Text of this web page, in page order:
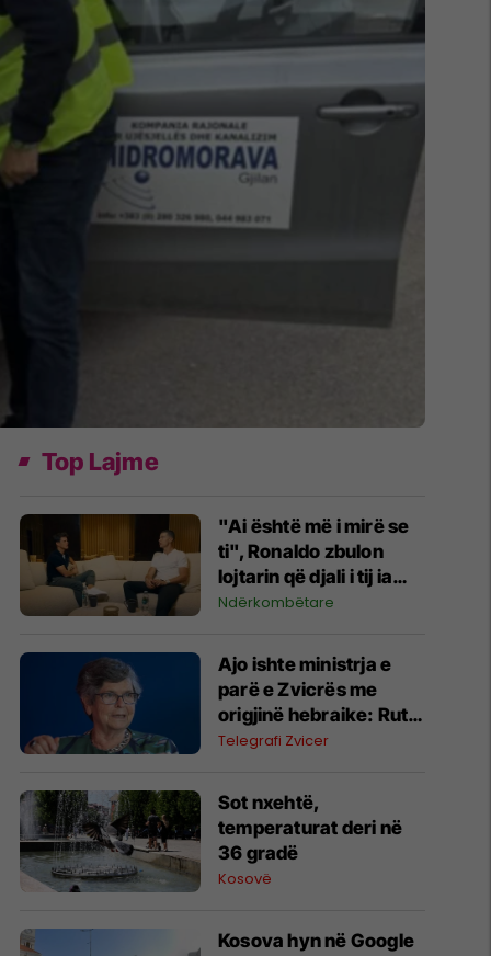
Top Lajme
"Ai është më i mirë se
ti", Ronaldo zbulon
lojtarin që djali i tij ia
shikon videot
Ndërkombëtare
Ajo ishte ministrja e
parë e Zvicrës me
origjinë hebraike: Ruth
Dreifuss kritikon
të Izraelit në Gazë
Telegrafi Zvicer
Sot nxehtë,
temperaturat deri në
36 gradë
Kosovë
Kosova hyn në Google